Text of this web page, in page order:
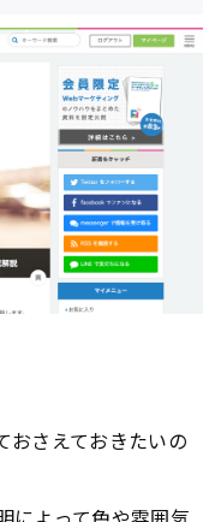
おさえておきたいの